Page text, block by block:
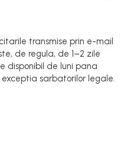
transmise prin e-mail
de regula, de 1–2 zile
disponibil de luni pana
exceptia sarbatorilor legale.